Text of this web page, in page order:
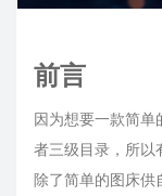
前言
因为想要一款简
者三级目录，所以
除了简单的图床供